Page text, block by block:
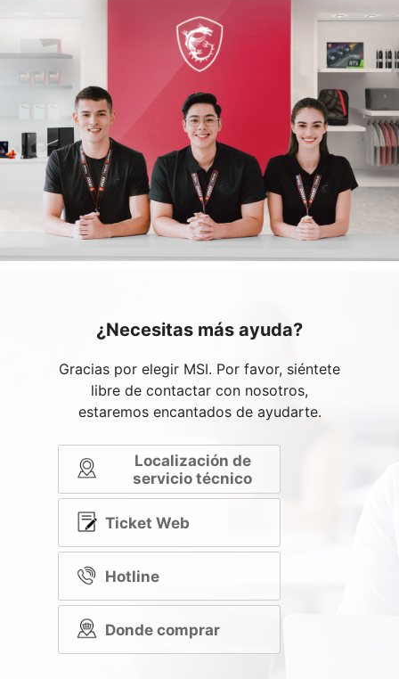
¿Necesitas más ayuda?
Gracias por elegir MSI. Por favor, siéntete
libre de contactar con nosotros,
estaremos encantados de ayudarte.
Localización de
servicio técnico
Ticket Web
Hotline
Donde comprar